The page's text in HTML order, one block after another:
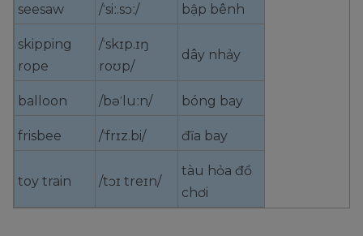
seesaw /ˈsiː.sɔː/ bập bênh
skipping
rope
/ˈskɪp.ɪŋ
roʊp/
dây nhảy
balloon /bəˈluːn/ bóng bay
frisbee /ˈfrɪz.bi/ đĩa bay
toy train /tɔɪ treɪn/
tàu hỏa đồ
chơi